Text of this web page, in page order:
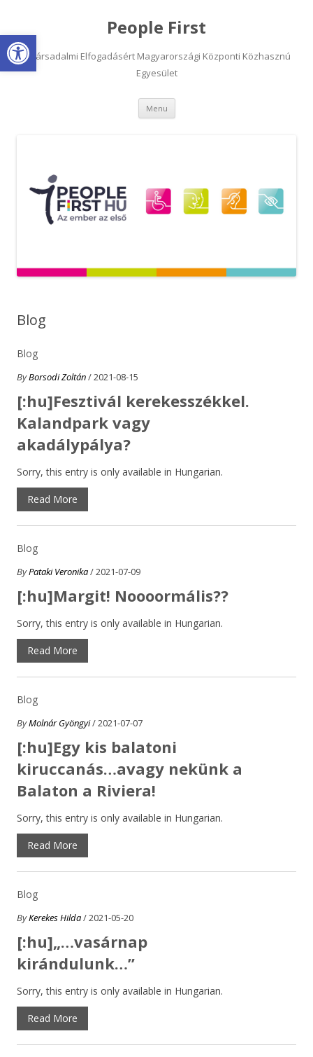
Open toolbar People First
A Társadalmi Elfogadásért Magyarországi Központi Közhasznú
Egyesület
Menu Skip
content
Blog
Blog
ByBorsodi Zoltán/ 2021-08-15
[:hu]Fesztivál kerekesszékkel.
Kalandpark vagy
akadálypálya?
Sorry, this entry is only available in Hungarian.
Read More
Blog
ByPataki Veronika/ 2021-07-09
[:hu]Margit! Noooormális??
Sorry, this entry is only available in Hungarian.
Read More
Blog
ByMolnár Gyöngyi/ 2021-07-07
[:hu]Egy kis balatoni
kiruccanás…avagy nekünk a
Balaton a Riviera!
Sorry, this entry is only available in Hungarian.
Read More
Blog
ByKerekes Hilda/ 2021-05-20
[:hu]„…vasárnap
kirándulunk…”
Sorry, this entry is only available in Hungarian.
Read More